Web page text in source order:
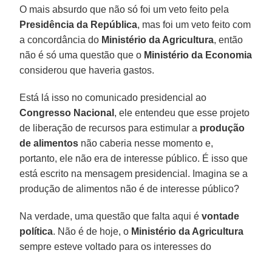
O mais absurdo que não só foi um veto feito pela
Presidência da República, mas foi um veto feito com
a concordância do Ministério da Agricultura, então
não é só uma questão que o Ministério da Economia
considerou que haveria gastos.
Está lá isso no comunicado presidencial ao
Congresso Nacional , ele entendeu que esse projeto
de liberação de recursos para estimular a produção
de alimentos não caberia nesse momento e,
portanto, ele não era de interesse público. É isso que
está escrito na mensagem presidencial. Imagina se a
produção de alimentos não é de interesse público?
Na verdade, uma questão que falta aqui évontade
política. Não é de hoje, o Ministério da Agricultura
sempre esteve voltado para os interesses do